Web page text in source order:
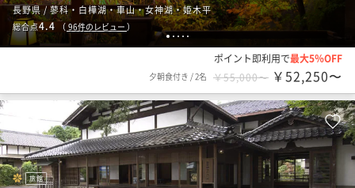
1 2 3 4 5
長野県 / 蓼科・白樺湖・車山・女神湖・姫木平
総合点4.4 （ 96件のレビュー ）
ポイント即利用で最大5％OFF
夕朝食付き /2名 ￥55,000〜 ￥52,250〜
旅館